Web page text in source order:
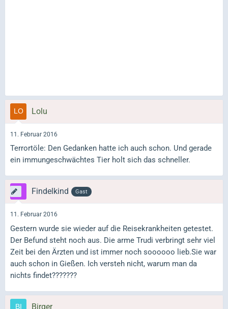
Lolu
11. Februar 2016
Terrortöle: Den Gedanken hatte ich auch schon. Und gerade
ein immungeschwächtes Tier holt sich das schneller.
Findelkind Gast
11. Februar 2016
Gestern wurde sie wieder auf die Reisekrankheiten getestet.
Der Befund steht noch aus. Die arme Trudi verbringt sehr viel
Zeit bei den Ärzten und ist immer noch soooooo lieb.Sie war
auch schon in Gießen. Ich versteh nicht, warum man da
nichts findet???????
Birger